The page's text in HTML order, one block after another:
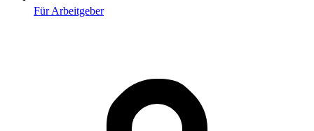
Für Arbeitgeber